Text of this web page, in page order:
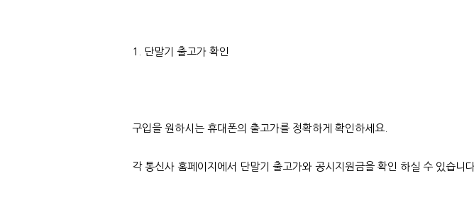
1. 단말기 출고가 확인
구입을 원하시는 휴대폰의 출고가를 정확하게 확인하세요.
각 통신사 홈페이지에서 단말기 출고가와 공시지원금을 확인 하실 수 있습니